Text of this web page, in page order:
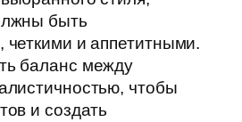
быть
четкими и аппетитными.
баланс между
чтобы
и создать